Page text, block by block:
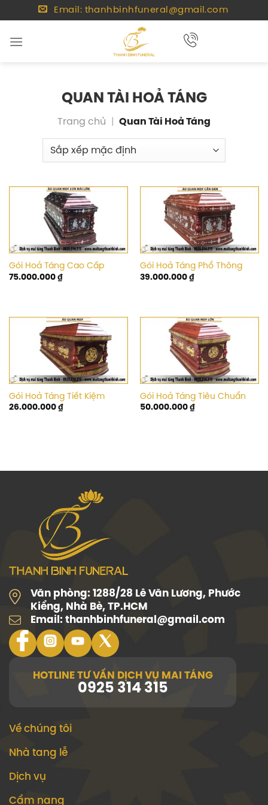
đến
nội
Email: thanhbinhfuneral@gmail.com
QUAN TÀI HOẢ TÁNG
Trang chủ Quan Tài Hoả Táng
Gói Hoả Táng Cao Cấp
75.000.000 ₫
Gói Hoả Táng Phổ Thông
39.000.000 ₫
Gói Hoả Táng Tiết Kiệm
26.000.000 ₫
Gói Hoả Táng Tiêu Chuẩn
50.000.000 ₫
Văn phòng: 1288/28 Lê Văn Lương, Phước
Kiểng, Nhà Bè, TP.HCM
Email: thanhbinhfuneral@gmail.com
HOTLINE TƯ VẤN DỊCH VỤ MAI TÁNG
0925 314 315
Về chúng tôi
Nhà tang lễ
Dịch vụ
Cẩm nang